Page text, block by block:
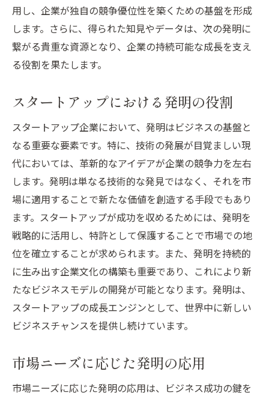
地域特性に合った発明の展開
発明がもたらす業界の境界を越えたコラボ
レーション
ビジネス拡大の鍵となる発明の活用
法
特許戦略がもたらす競争優位性
発明の法的保護とその実務
ライセンス契約を通じた発明の収益化
特許ポートフォリオの構築と管理
発明と知的財産権の活用戦略
特許紛争を避けるためのベストプラクティ
ス
発明を通じたビジネス競争力の強化と市場拡大
の秘訣
発明がもたらす製品差別化戦略
市場シェア拡大のための発明活用法
発明を活かした顧客満足度の向上
ビジネス成長を促進する技術革新
用し、企業が独自の競争優位性を築くための基盤を形成
します。さらに、得られた知見やデータは、次の発明に
繋がる貴重な資源となり、企業の持続可能な成長を支え
る役割を果たします。
スタートアップにおける発明の役割
スタートアップ企業において、発明はビジネスの基盤と
なる重要な要素です。特に、技術の発展が目覚ましい現
代においては、革新的なアイデアが企業の競争力を左右
します。発明は単なる技術的な発見ではなく、それを市
場に適用することで新たな価値を創造する手段でもあり
ます。スタートアップが成功を収めるためには、発明を
戦略的に活用し、特許として保護することで市場での地
位を確立することが求められます。また、発明を持続的
に生み出す企業文化の構築も重要であり、これにより新
たなビジネスモデルの開発が可能となります。発明は、
スタートアップの成長エンジンとして、世界中に新しい
ビジネスチャンスを提供し続けています。
市場ニーズに応じた発明の応用
市場ニーズに応じた発明の応用は、ビジネス成功の鍵を